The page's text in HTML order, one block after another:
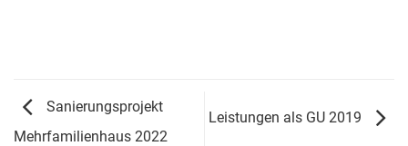
Sanierungsprojekt
Mehrfamilienhaus 2022
Leistungen als GU 2019